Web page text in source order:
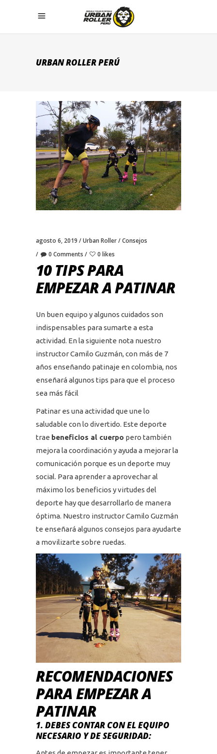
URBAN ROLLER PERÚ
agosto 6, 2019 Urban Roller
Consejos
0 Comments
0 likes
10 TIPS PARA
EMPEZAR A PATINAR
Un buen equipo y algunos cuidados son
indispensables para sumarte a esta
actividad. En la siguiente nota nuestro
instructor Camilo Guzmán, con más de 7
años enseñando patinaje en colombia, nos
enseñará algunos tips para que el proceso
sea más fácil
Patinar es una actividad que une lo
saludable con lo divertido. Este deporte
trae beneficios al cuerpo pero también
mejora la coordinación y ayuda a mejorar la
comunicación porque es un deporte muy
social. Para aprender a aprovechar al
máximo los beneficios y virtudes del
deporte hay que desarrollarlo de manera
óptima. Nuestro instructor Camilo Guzmán
te enseñará algunos consejos para ayudarte
a movilizarte sobre ruedas.
RECOMENDACIONES
PARA EMPEZAR A
PATINAR
1. DEBES CONTAR CON EL EQUIPO
NECESARIO Y DE SEGURIDAD: